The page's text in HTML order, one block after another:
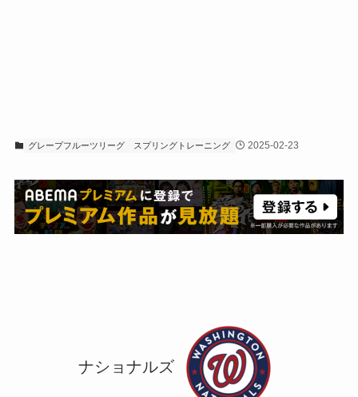
グレープフルーツリーグ スプリングトレーニング 2025-02-23
ナショナルズ